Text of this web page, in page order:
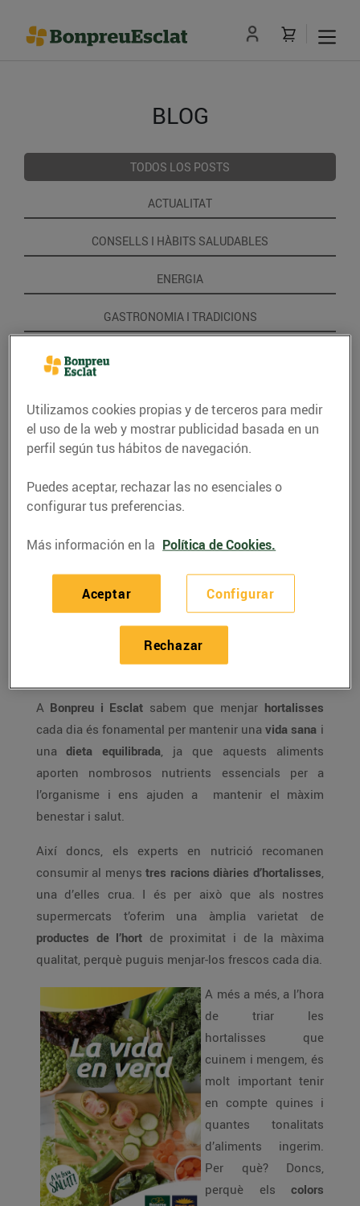
BLOG
TODOS LOS POSTS
ACTUALITAT
CONSELLS I HÀBITS SALUDABLES
ENERGIA
GASTRONOMIA I TRADICIONS
CONSEJOS Y HÁBITOS SALUDABLES
Viu la vida... en color!
A Bonpreu i Esclat sabem que menjar hortalisses
cada dia és fonamental per mantenir una vida sana i
una dieta equilibrada, ja que aquests aliments
aporten nombrosos nutrients essencials per a
l’organisme i ens ajuden a mantenir el màxim
benestar i salut.
Així doncs, els experts en nutrició recomanen
consumir al menys tres racions diàries d’hortalisses,
una d’elles crua. I és per això que als nostres
supermercats t’oferim una àmplia varietat de
productes de l’hort de proximitat i de la màxima
qualitat, perquè puguis menjar-los frescos cada dia.
A més a més, a l’hora
de triar les
hortalisses que
cuinem i mengem, és
molt important tenir
en compte quines i
quantes tonalitats
d’aliments ingerim.
Per què? Doncs,
perquè els colors
Utilizamos cookies propias y de terceros para medir
el uso de la web y mostrar publicidad basada en un
perfil según tus hábitos de navegación.
Puedes aceptar, rechazar las no esenciales o
configurar tus preferencias.
Más información en la Política de Cookies.
Configurar
Rechazar
Aceptar